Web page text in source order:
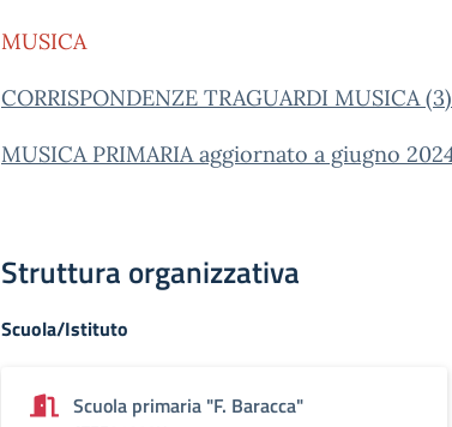
MUSICA
CORRISPONDENZE TRAGUARDI MUSICA
MUSICA PRIMARIA aggiornato a giugno
Struttura organizzativa
Scuola/Istituto
Scuola primaria "F. Baracca"